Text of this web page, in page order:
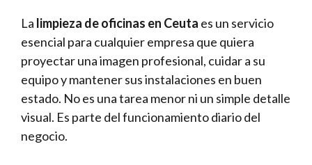
La limpieza de oficinas en Ceuta es un servicio
esencial para cualquier empresa que quiera
proyectar una imagen profesional, cuidar a su
equipo y mantener sus instalaciones en buen
estado. No es una tarea menor ni un simple detalle
visual. Es parte del funcionamiento diario del
negocio.